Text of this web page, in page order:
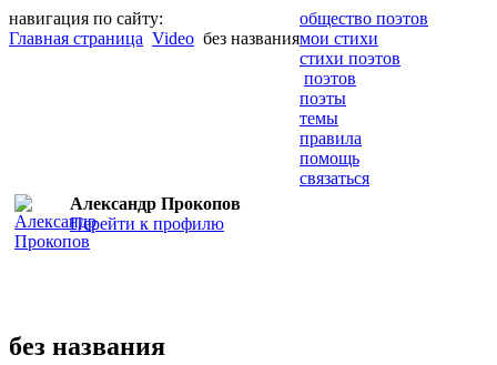
навигация по сайту:
Главная страница Video без названия
общество поэтов
мои стихи
стихи поэтов
поэтов
поэты
темы
правила
помощь
связаться
Александр Прокопов
Перейти к профилю
без названия